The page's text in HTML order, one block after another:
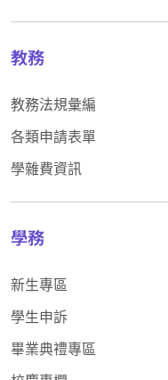
教務
教務法規彙編
各類申請表單
學雜費資訊
學務
新生專區
學生申訴
畢業典禮專區